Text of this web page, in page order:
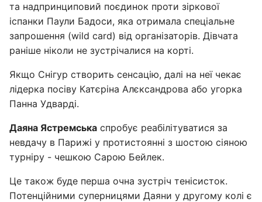
та надпринциповий поєдинок проти зіркової
іспанки Паули Бадоси, яка отримала спеціальне
запрошення (wild card) від організаторів. Дівчата
раніше ніколи не зустрічалися на корті.
Якщо Снігур створить сенсацію, далі на неї чекає
лідерка посіву Катєріна Алєксандрова або угорка
Панна Удварді.
Даяна Ястремська спробує реабілітуватися за
невдачу в Парижі у протистоянні з шостою сіяною
турніру - чешкою Сарою Бейлек.
Це також буде перша очна зустріч тенісисток.
Потенційними суперницями Даяни у другому колі є